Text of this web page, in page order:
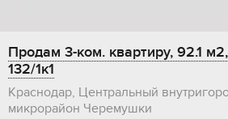
Продам 3-ком. квартиру, 92.1
132/1к1
Краснодар, Центральный
микрорайон Черемушки